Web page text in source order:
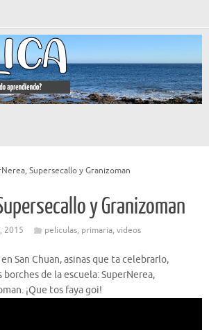
Supersecallo y Granizoman
y Granizoman
2015 peliculas, primaria, videos
San Chuan, asinas que ta celebrarlo,
de la escuela: SuperNerea,
¡Que tos faya goi!